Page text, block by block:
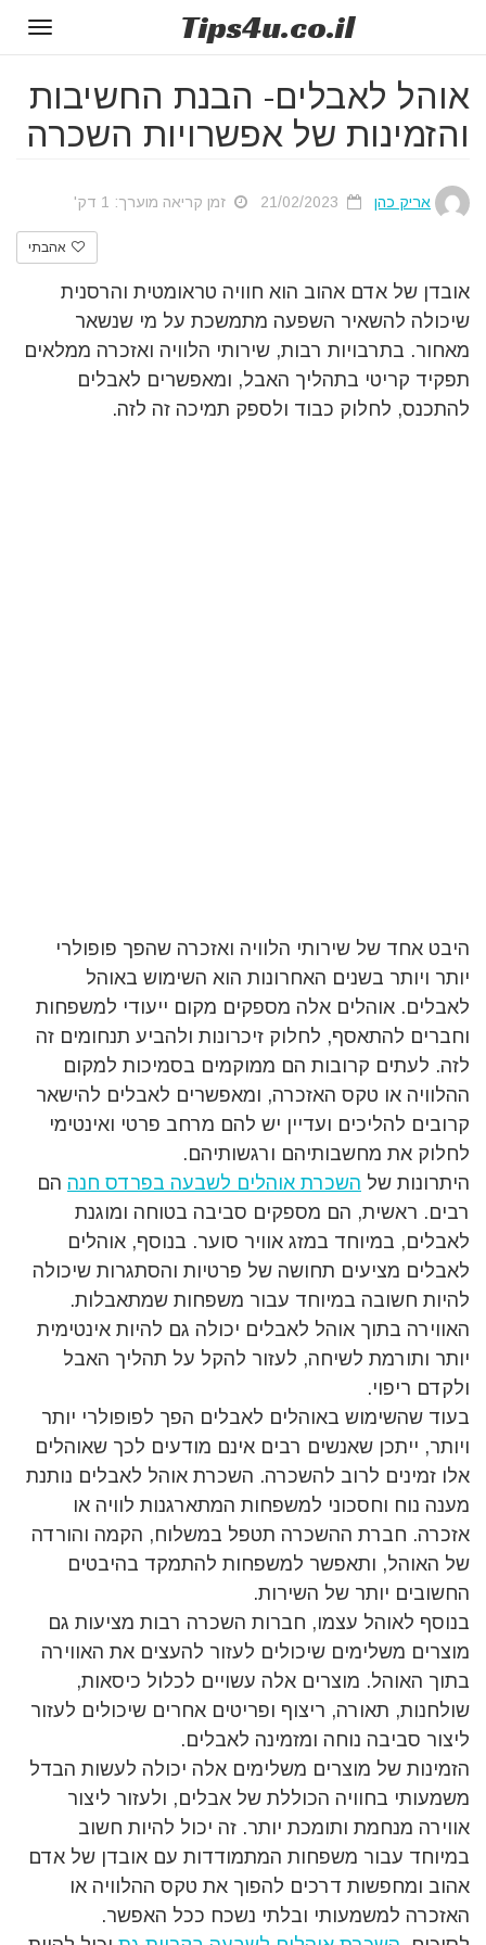
Tips4u.co.il
אוהל לאבלים- הבנת החשיבות
והזמינות של אפשרויות השכרה
אריק כהן זמן קריאה מוערך: 1 דק'
אהבתי
אובדן של אדם אהוב הוא חוויה טראומטית והרסנית
שיכולה להשאיר השפעה מתמשכת על מי שנשאר
מאחור. בתרבויות רבות, שירותי הלוויה ואזכרה ממלאים
תפקיד קריטי בתהליך האבל, ומאפשרים לאבלים
להתכנס, לחלוק כבוד ולספק תמיכה זה לזה.
היבט אחד של שירותי הלוויה ואזכרה שהפך פופולרי
יותר ויותר בשנים האחרונות הוא השימוש באוהל
לאבלים. אוהלים אלה מספקים מקום ייעודי למשפחות
וחברים להתאסף, לחלוק זיכרונות ולהביע תנחומים זה
לזה. לעתים קרובות הם ממוקמים בסמיכות למקום
ההלוויה או טקס האזכרה, ומאפשרים לאבלים להישאר
קרובים להליכים ועדיין יש להם מרחב פרטי ואינטימי
לחלוק את מחשבותיהם ורגשותיהם.
היתרונות של השכרת אוהלים לשבעה בפרדס חנה הם
רבים. ראשית, הם מספקים סביבה בטוחה ומוגנת
לאבלים, במיוחד במזג אוויר סוער. בנוסף, אוהלים
לאבלים מציעים תחושה של פרטיות והסתגרות שיכולה
להיות חשובה במיוחד עבור משפחות שמתאבלות.
האווירה בתוך אוהל לאבלים יכולה גם להיות אינטימית
יותר ותורמת לשיחה, לעזור להקל על תהליך האבל
ולקדם ריפוי.
בעוד שהשימוש באוהלים לאבלים הפך לפופולרי יותר
ויותר, ייתכן שאנשים רבים אינם מודעים לכך שאוהלים
אלו זמינים לרוב להשכרה. השכרת אוהל לאבלים נותנת
מענה נוח וחסכוני למשפחות המתארגנות לוויה או
אזכרה. חברת ההשכרה תטפל במשלוח, הקמה והורדה
של האוהל, ותאפשר למשפחות להתמקד בהיבטים
החשובים יותר של השירות.
בנוסף לאוהל עצמו, חברות השכרה רבות מציעות גם
מוצרים משלימים שיכולים לעזור להעצים את האווירה
בתוך האוהל. מוצרים אלה עשויים לכלול כיסאות,
שולחנות, תאורה, ריצוף ופריטים אחרים שיכולים לעזור
ליצור סביבה נוחה ומזמינה לאבלים.
הזמינות של מוצרים משלימים אלה יכולה לעשות הבדל
משמעותי בחוויה הכוללת של אבלים, ולעזור ליצור
אווירה מנחמת ותומכת יותר. זה יכול להיות חשוב
במיוחד עבור משפחות המתמודדות עם אובדן של אדם
אהוב ומחפשות דרכים להפוך את טקס ההלוויה או
האזכרה למשמעותי ובלתי נשכח ככל האפשר.